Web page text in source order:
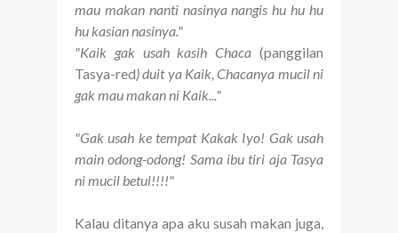
mau makan nanti nasinya nangis hu hu hu
hu kasian nasinya."
"Kaik gak usah kasih Chaca (panggilan
Tasya-red) duit ya Kaik, Chacanya mucil ni
gak mau makan ni Kaik..."
"Gak usah ke tempat Kakak Iyo! Gak usah
main odong-odong! Sama ibu tiri aja Tasya
ni mucil betul!!!!"
Kalau ditanya apa aku susah makan juga,